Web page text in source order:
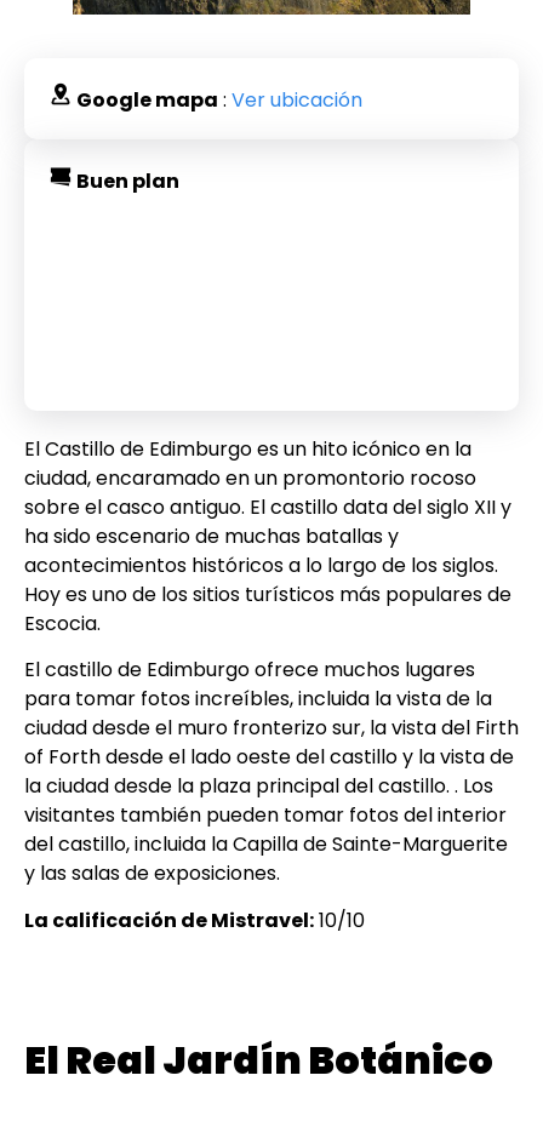
Google mapa : Ver ubicación
Buen plan
El Castillo de Edimburgo es un hito icónico en la
ciudad, encaramado en un promontorio rocoso
sobre el casco antiguo. El castillo data del siglo XII y
ha sido escenario de muchas batallas y
acontecimientos históricos a lo largo de los siglos.
Hoy es uno de los sitios turísticos más populares de
Escocia.
El castillo de Edimburgo ofrece muchos lugares
para tomar fotos increíbles, incluida la vista de la
ciudad desde el muro fronterizo sur, la vista del Firth
of Forth desde el lado oeste del castillo y la vista de
la ciudad desde la plaza principal del castillo. . Los
visitantes también pueden tomar fotos del interior
del castillo, incluida la Capilla de Sainte-Marguerite
y las salas de exposiciones.
La calificación de Mistravel:10/10
El Real Jardín Botánico